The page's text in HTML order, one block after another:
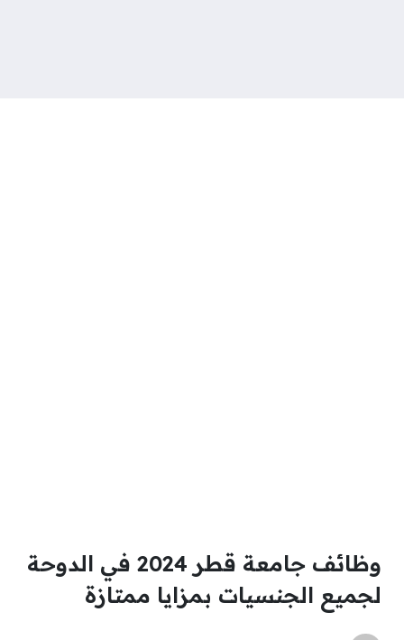
وظائف جامعة قطر 2024 في الدوحة
لجميع الجنسيات بمزايا ممتازة